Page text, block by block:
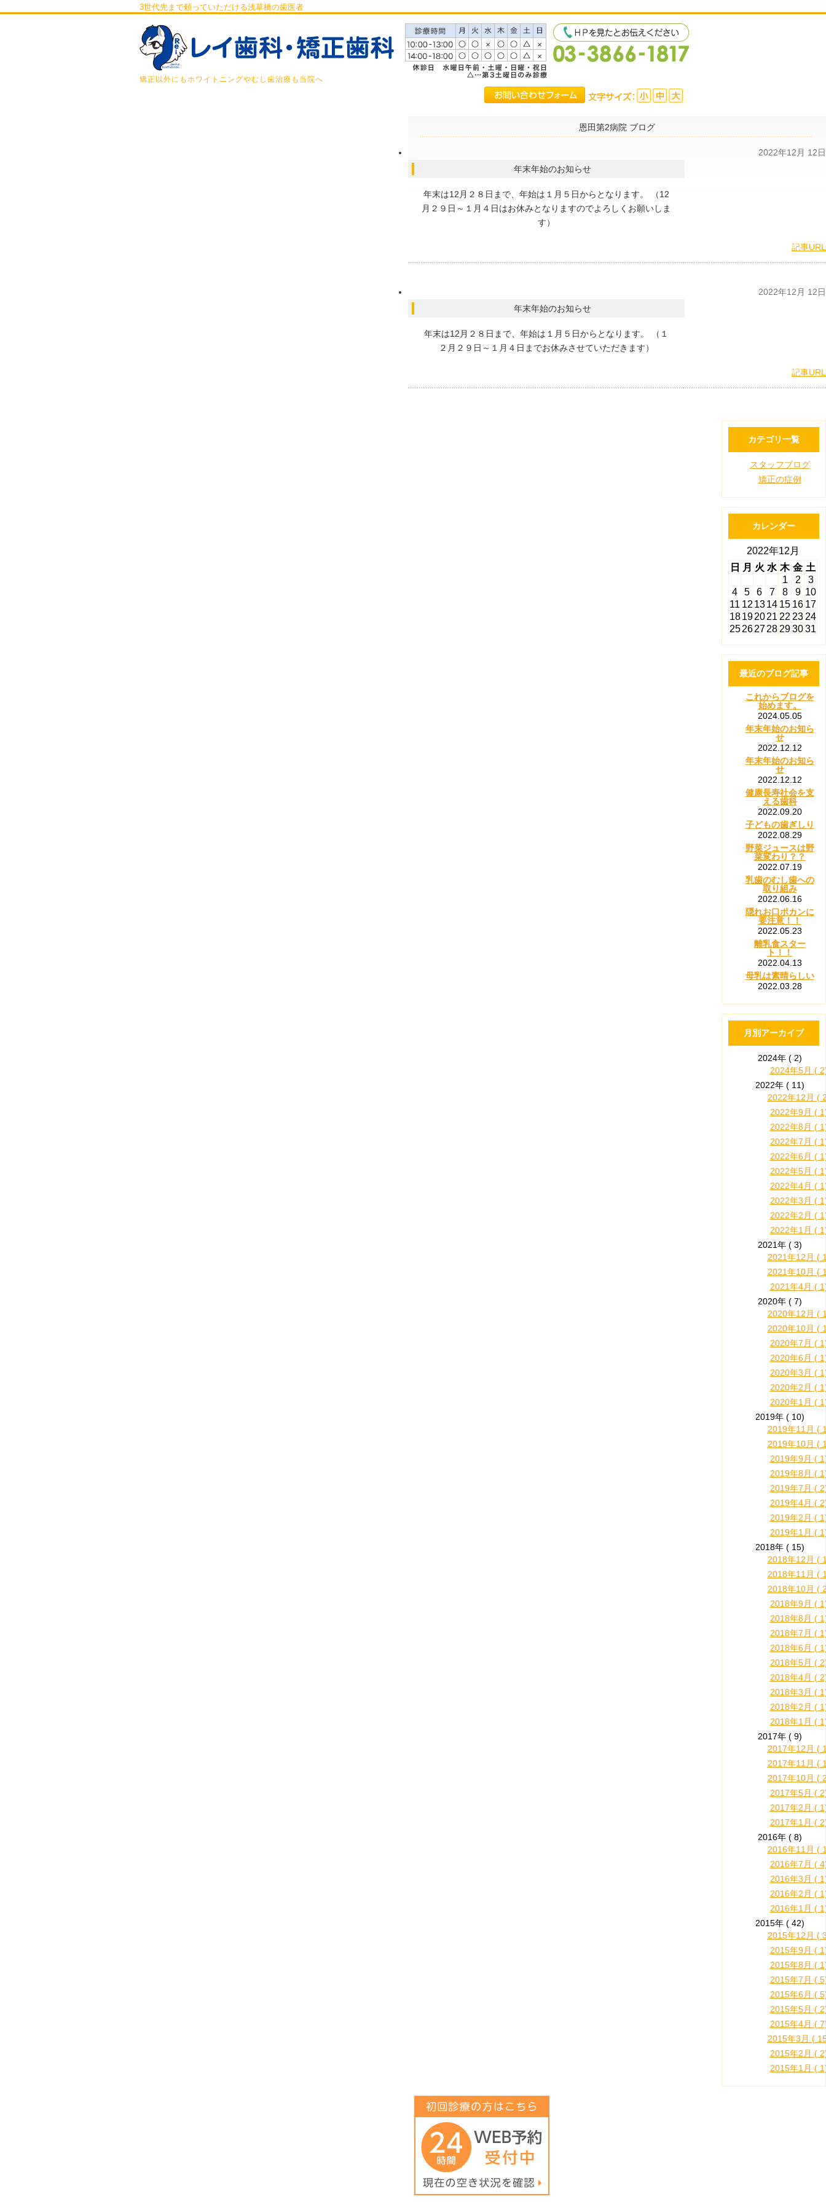
3世代先まで頼っていただける浅草橋の歯医者
矯正以外にもホワイトニングやむし歯治療も当院へ
恩田第2病院 ブログ
2022年12月 12日
年末年始のお知らせ
年末は12月２８日まで、年始は１月５日からとなります。 （12
月２９日～１月４日はお休みとなりますのでよろしくお願いしま
す）
記事URL
2022年12月 12日
年末年始のお知らせ
年末は12月２８日まで、年始は１月５日からとなります。 （１
２月２９日～１月４日までお休みさせていただきます）
記事URL
カテゴリ一覧
スタッフブログ
矯正の症例
カレンダー
2022年12月
日
月 火 水 木 金 土
1
2
3
4
5 6 7 8 9 10
11 12 13 14 15 16 17
18 19 20 21 22 23 24
25 26 27 28 293031
最近のブログ記事
これからブログを
始めます。
2024.05.05
年末年始のお知ら
せ
2022.12.12
年末年始のお知ら
せ
2022.12.12
健康長寿社会を支
える歯科
2022.09.20
子どもの歯ぎしり
2022.08.29
野菜ジュースは野
菜変わり？？
2022.07.19
乳歯のむし歯への
取り組み
2022.06.16
隠れお口ポカンに
要注意！！
2022.05.23
離乳食スター
ト！！
2022.04.13
母乳は素晴らしい
2022.03.28
月別アーカイブ
2024年 ( 2)
2024年5月 (
2022年 ( 11)
2022年12月 (
2022年9月 (
2022年8月 (
2022年7月 (
2022年6月 (
2022年5月 (
2022年4月 (
2022年3月 (
2022年2月 (
2022年1月 (
2021年 ( 3)
2021年12月 (
2021年10月 (
2021年4月 (
2020年 ( 7)
2020年12月 (
2020年10月 (
2020年7月 (
2020年6月 (
2020年3月 (
2020年2月 (
2020年1月 (
2019年 ( 10)
2019年11月 (
2019年10月 (
2019年9月 (
2019年8月 (
2019年7月 (
2019年4月 (
2019年2月 (
2019年1月 (
2018年 ( 15)
2018年12月 (
2018年11月 (
2018年10月 (
2018年9月 (
2018年8月 (
2018年7月 (
2018年6月 (
2018年5月 (
2018年4月 (
2018年3月 (
2018年2月 (
2018年1月 (
2017年 ( 9)
2017年12月 (
2017年11月 (
2017年10月 (
2017年5月 (
2017年2月 (
2017年1月 (
2016年 ( 8)
2016年11月 (
2016年7月 (
2016年3月 (
2016年2月 (
2016年1月 (
2015年 ( 42)
2015年12月 (
2015年9月 (
2015年8月 (
2015年7月 (
2015年6月 (
2015年5月 (
2015年4月 (
2015年3月 (
2015年2月 (
2015年1月 (